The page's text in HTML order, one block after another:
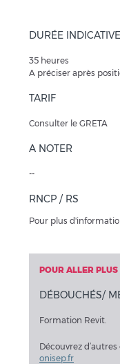
DURÉE INDICATIVE
35 heures
A préciser après
TARIF
Consulter le GRETA
A NOTER
--
RNCP / RS
Pour plus
POUR ALLER
DÉBOUCHÉS/
Formation Revit.
Découvrez
onisep.fr